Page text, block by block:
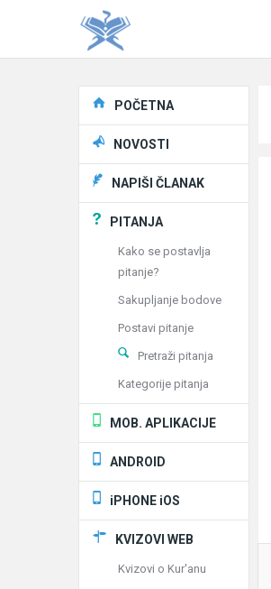
Explore
POČETNA
NOVOSTI
NAPIŠI ČLANAK
PITANJA
Kako se postavlja
pitanje?
Sakupljanje bodove
Postavi pitanje
Pretraži pitanja
Kategorije pitanja
MOB. APLIKACIJE
ANDROID
iPHONE iOS
KVIZOVI WEB
Kvizovi o Kur'anu